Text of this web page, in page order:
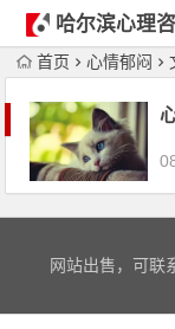
哈尔滨心理咨
询首页 心情郁闷
网站出售，可联